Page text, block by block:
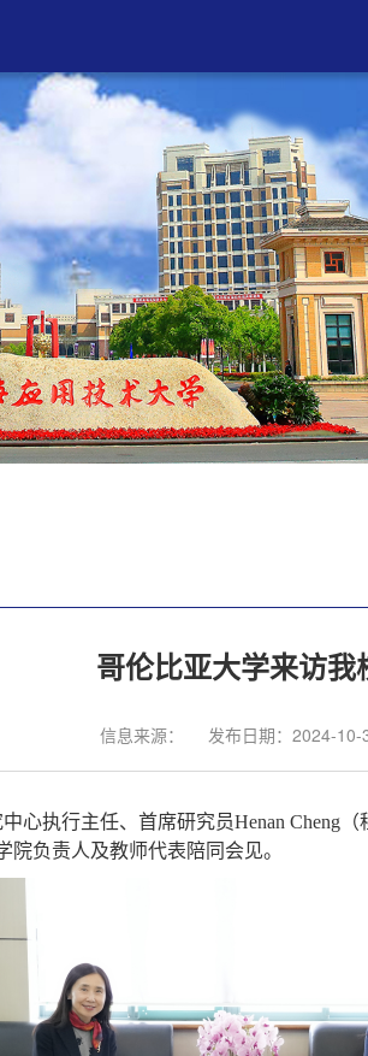
哥伦比亚大学来访我
信息来源： 发布日期：2024-10-
心执行主任、首席研究员Henan Cheng （
院负责人及教师代表 陪同会见。